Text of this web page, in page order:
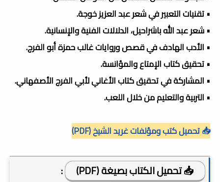
• تقنيات التعبير في شعر عبد العزيز خوجة.
• شعر عبد الله باشراحيل، الدلالات الفنية والإنسانية.
• الأدب الهادف في قصص وروايات غالب حمزة أبو الفرج.
• تحقيق كتاب الإمتاع والمؤانسة.
• المشاركة في تحقيق كتاب الأغاني لأبي الفرج الأصفهاني.
• التربية والتعليم من خلال اللعب.
📥 تحميل كتب ومؤلفات غريد الشيخ (PDF)
📥 تحميل الكتاب بصيغة (PDF)
: